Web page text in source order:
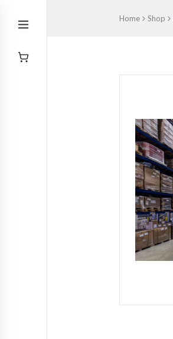
Home Shop